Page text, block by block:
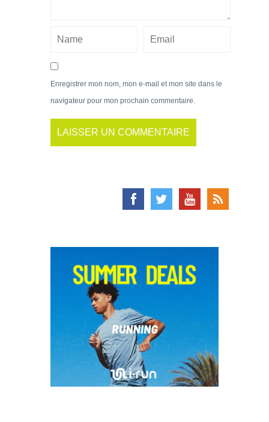
Enregistrer mon nom, mon e-mail et mon site dans le
navigateur pour mon prochain commentaire.